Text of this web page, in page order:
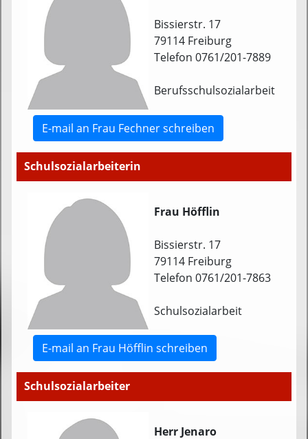
Bissierstr. 17
79114 Freiburg
Telefon 0761/201-7889
Berufsschulsozialarbeit
E-mail an Frau Fechner schreiben
Schulsozialarbeiterin
Frau Höfflin
Bissierstr. 17
79114 Freiburg
Telefon 0761/201-7863
Schulsozialarbeit
E-mail an Frau Höfflin schreiben
Schulsozialarbeiter
Herr Jenaro